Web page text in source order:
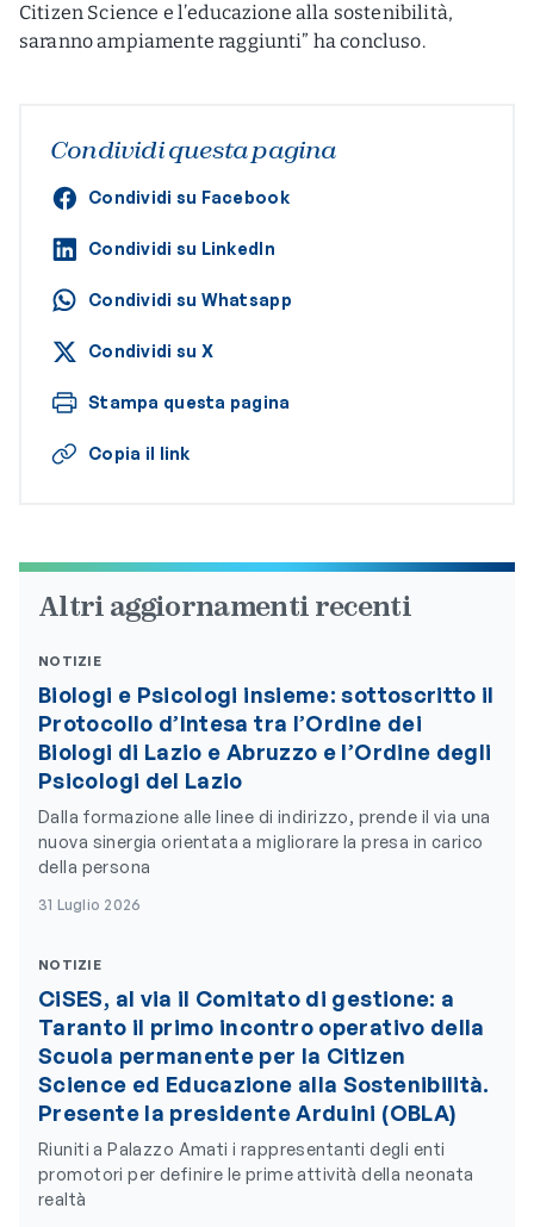
Citizen Science e l’educazione alla sostenibilità,
saranno ampiamente raggiunti” ha concluso.
Condividi questa pagina
Condividi su Facebook
Condividi su LinkedIn
Condividi su Whatsapp
Condividi su X
Stampa questa pagina
Copia il link
Altri aggiornamenti recenti
NOTIZIE
Biologi e Psicologi insieme: sottoscritto il
Protocollo d’Intesa tra l’Ordine dei
Biologi di Lazio e Abruzzo e l’Ordine degli
Psicologi del Lazio
Dalla formazione alle linee di indirizzo, prende il via una
nuova sinergia orientata a migliorare la presa in carico
della persona
31 Luglio 2026
NOTIZIE
CiSES, al via il Comitato di gestione: a
Taranto il primo incontro operativo della
Scuola permanente per la Citizen
Science ed Educazione alla Sostenibilità.
Presente la presidente Arduini (OBLA)
Riuniti a Palazzo Amati i rappresentanti degli enti
promotori per definire le prime attività della neonata
realtà